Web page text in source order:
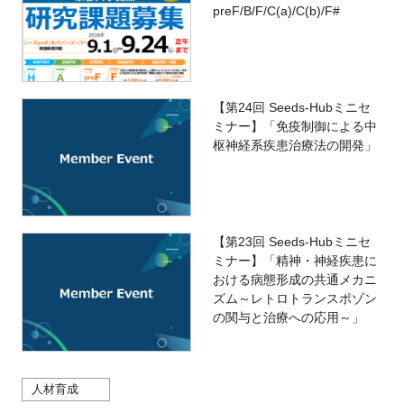
preF/B/F/C(a)/C(b)/F#
【第24回 Seeds-Hubミニセ
ミナー】「免疫制御による中
枢神経系疾患治療法の開発」
【第23回 Seeds-Hubミニセ
ミナー】「精神・神経疾患に
おける病態形成の共通メカニ
ズム～レトロトランスポゾン
の関与と治療への応用～」
人材育成